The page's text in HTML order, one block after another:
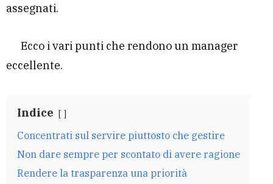
assegnati.
Ecco i vari punti che rendono un manager
eccellente.
Indice
Concentrati sul servire piuttosto che gestire
Non dare sempre per scontato di avere ragione
Rendere la trasparenza una priorità